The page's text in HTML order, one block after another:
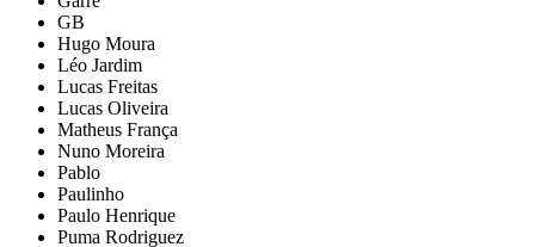
GB
Hugo Moura
Léo Jardim
Lucas Freitas
Lucas Oliveira
Matheus França
Nuno Moreira
Pablo
Paulinho
Paulo Henrique
Puma Rodriguez